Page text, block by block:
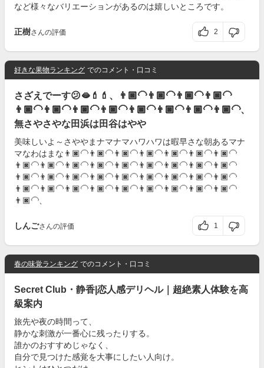
など様々なバリエーションがあるのは嬉しいところです。
正樹さんの評価 2
好きな果物ランキング でのコメント・口コミ
さざえでーす😕🫦💄💄、👨🏿‍🦲👨🏿‍🦲👨🏿‍🦲👨🏿‍🦲
👨🏿‍🦲👨🏿‍🦲👨🏿‍🦲👨🏿‍🦲👨🏿‍🦲👨🏿‍🦲👨🏿‍🦲👨🏿‍🦲、
無さやさやな田浜は田谷はやや
美味しいよ～さややまナマナマハワハワは暇早さな朝あるマナ
マなわはまな👨🏿‍🦲👨🏿‍🦲👨🏿‍🦲👨🏿‍🦲👨🏿‍🦲👨🏿‍🦲👨🏿‍🦲
👨🏿‍🦲👨🏿‍🦲👨🏿‍🦲👨🏿‍🦲👨🏿‍🦲👨🏿‍🦲👨🏿‍🦲👨🏿‍🦲👨🏿‍🦲
👨🏿‍🦲👨🏿‍🦲👨🏿‍🦲👨🏿‍🦲👨🏿‍🦲👨🏿‍🦲👨🏿‍🦲👨🏿‍🦲👨🏿‍🦲
👨🏿‍🦲👨🏿‍🦲👨🏿‍🦲👨🏿‍🦲👨🏿‍🦲👨🏿‍🦲👨🏿‍🦲👨🏿‍🦲👨🏿‍🦲
👨🏿‍🦲、
しんごさんの評価 1
春の味覚ランキング でのコメント・口コミ
Secret Club・静香|恋人感デリヘル｜超絶素人体験を高
級案内
旅先や夜の時間って、
静かな刺激が一番心に残ったりする。
誰かのおすすめじゃなく、
自分で見つけた感覚を大事にしたい人向け。